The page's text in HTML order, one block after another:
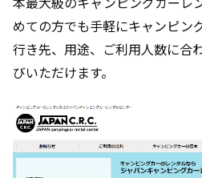
めての方でも手軽にキャンピン
行き先、用途、ご利用人数に合
びいただけます。